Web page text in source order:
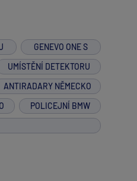
GENEVO ONE S
UMÍSTĚNÍ DETEKTORU
ANTIRADARY NĚMECKO
POLICEJNÍ BMW